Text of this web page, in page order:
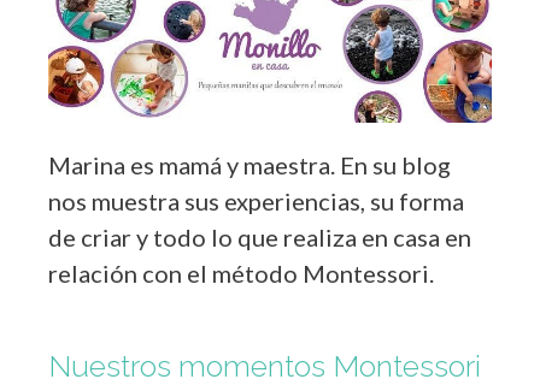
Marina es mamá y maestra. En su blog
nos muestra sus experiencias, su forma
de criar y todo lo que realiza en casa en
relación con el método Montessori.
Nuestros momentos Montessori